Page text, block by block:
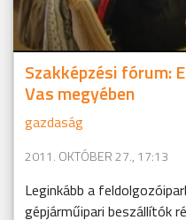
Szakképzési fórum:
Vas megyében
gazdaság
2011. OKTÓBER 27., 17:13
Leginkább a
gépjárműipari beszállítók